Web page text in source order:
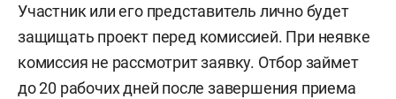
Участник или его представитель лично будет
защищать проект перед комиссией. При неявке
комиссия не рассмотрит заявку. Отбор займет
до 20 рабочих дней после завершения приема